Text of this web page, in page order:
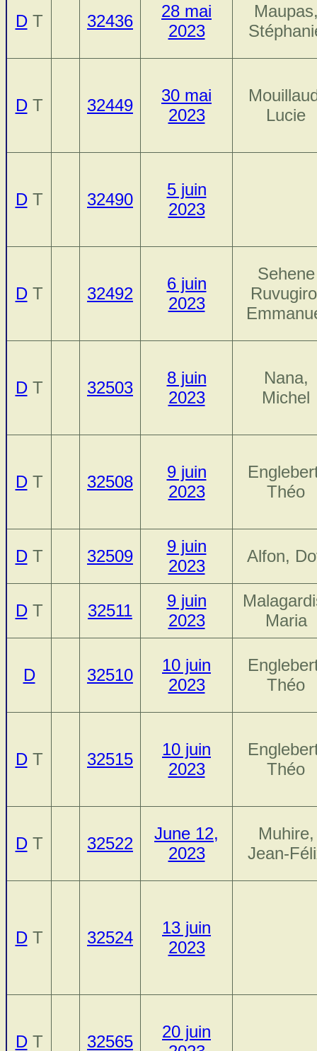
DT 32436
28 mai
2023
DT 32449
30 mai
2023
Lucie
DT 32490
5 juin
2023
DT 32492
6 juin
2023
Sehene
DT 32503
8 juin
2023
Nana,
Michel
DT 32508
9 juin
2023
Théo
DT 32509
9 juin
2023
Alfon,
DT 32511
9 juin
2023
Maria
D 32510
10 juin
2023
Théo
DT 32515
10 juin
2023
Théo
DT 32522
June 12,
2023
Muhire,
Jean-
DT 32524
13 juin
2023
DT 32565
20 juin